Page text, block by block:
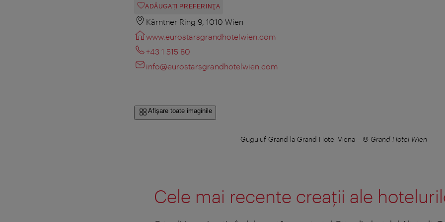
ADĂUGAȚI PREFERINŢA
Kärntner Ring 9, 1010 Wien
www.eurostarsgrandhotelwien.com
+43 1 515 80
info@eurostarsgrandhotelwien.com
Afişare toate imaginile
Guguluf Grand la Grand Hotel Viena – © Grand Hotel Wien
Cele mai recente creaţii ale